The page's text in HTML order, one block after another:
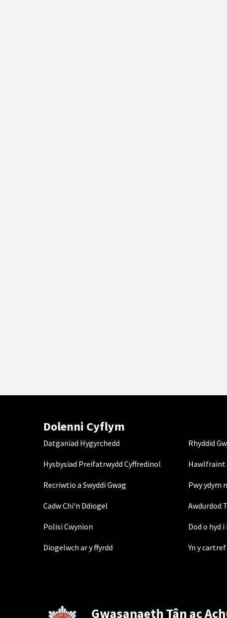
Dolenni Cyflym
Datganiad Hygyrchedd Rhyddid
Hysbysiad Preifatrwydd Cyffredinol Hawlfraint
Recriwtio a Swyddi Gwag Pwy ydym
Cadw Chi'n Ddiogel Awdurdod
Polisi Cwynion Dod o hyd i
Diogelwch ar y ffyrdd Yn y cartref
Gwasanaeth Tân ac